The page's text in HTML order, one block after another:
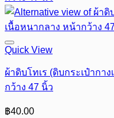
Quick View
ผ้าดิบโทเร (ดิบกระเป๋ากา
กว้าง 47 นิ้ว
฿40.00